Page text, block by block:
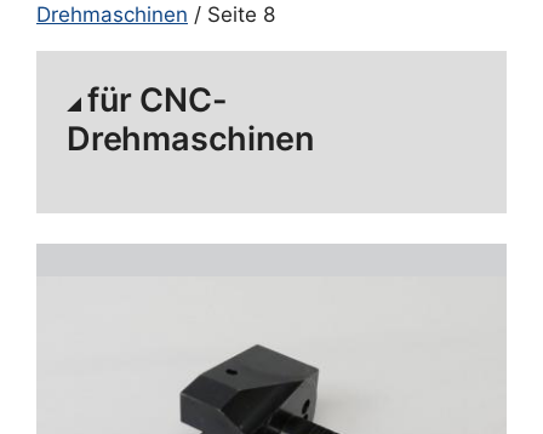
Drehmaschinen / Seite 8
für CNC-
Drehmaschinen